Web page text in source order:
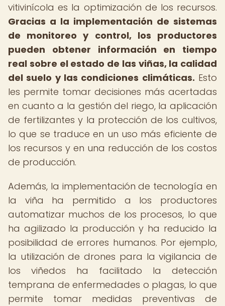
vitivinícola es la optimización de los recursos.
Gracias a la implementación de sistemas
de monitoreo y control, los productores
pueden obtener información en tiempo
real sobre el estado de las viñas, la calidad
del suelo y las condiciones climáticas. Esto
les permite tomar decisiones más acertadas
en cuanto a la gestión del riego, la aplicación
de fertilizantes y la protección de los cultivos,
lo que se traduce en un uso más eficiente de
los recursos y en una reducción de los costos
de producción.
Además, la implementación de tecnología en
la viña ha permitido a los productores
automatizar muchos de los procesos, lo que
ha agilizado la producción y ha reducido la
posibilidad de errores humanos. Por ejemplo,
la utilización de drones para la vigilancia de
los viñedos ha facilitado la detección
temprana de enfermedades o plagas, lo que
permite tomar medidas preventivas de